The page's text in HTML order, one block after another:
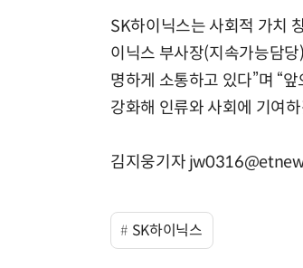
SK하이닉스는 사회적 가치
이닉스 부사장(지속가능담
명하게 소통하고 있다”며 “
강화해 인류와 사회에 기여
김지웅기자
SK하이닉스